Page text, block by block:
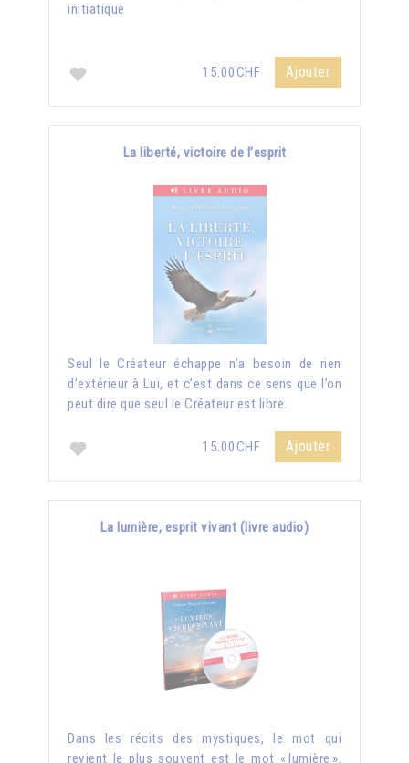
initiatique
15.00CHF Ajouter
La liberté, victoire de l’esprit
Seul le Créateur échappe n’a besoin de rien
d’extérieur à Lui, et c’est dans ce sens que l’on
peut dire que seul le Créateur est libre.
15.00CHF Ajouter
La lumière, esprit vivant (livre audio)
Dans les récits des mystiques, le mot qui
revient le plus souvent est le mot « lumière ».